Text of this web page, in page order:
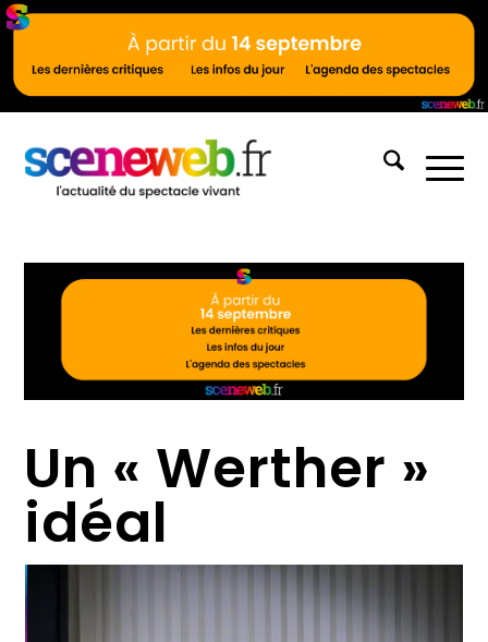
Un « Werther »
idéal